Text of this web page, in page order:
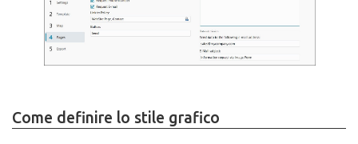
Come definire lo stile grafico